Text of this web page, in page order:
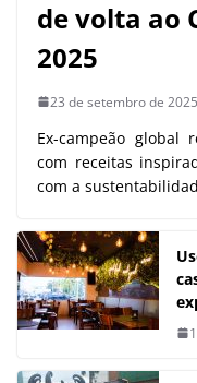
de volta ao
2025
23 de setembro de 2025
Ex-campeão global
com receitas
com a